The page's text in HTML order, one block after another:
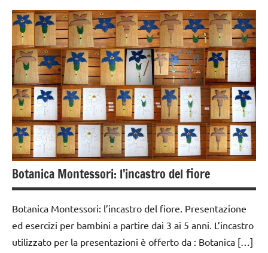
ARTICOLI
GUIDA
DIDATTICA
MONTESSORI
mappe
e
cartine
materiale
didattico
nomenclature
Montessori
TUTORIAL
TUTTI GLI
dai
6
anni
DOWNLOAD
GUIDA
DIDATTICA
MONTESSORI
LINGUAGGIO
MONTESSORI
materiale
didattico
nomenclature
Montessori
BIOLOGIA
MONTESSORI
botanica
classe
1a
dai
3 ai
6
anni
anni
DOWNLOAD
Botanica Montessori: l’incastro del fiore
Botanica Montessori: l’incastro del fiore. Presentazione
ed esercizi per bambini a partire dai 3 ai 5 anni. L’incastro
utilizzato per la presentazioni è offerto da : Botanica […]